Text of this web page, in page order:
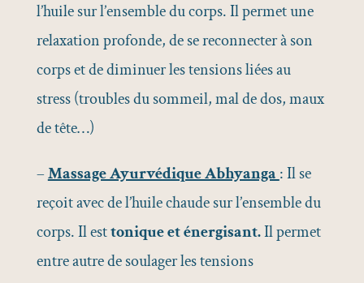
l’huile sur l’ensemble du corps. Il permet une
relaxation profonde, de se reconnecter à son
corps et de diminuer les tensions liées au
stress (troubles du sommeil, mal de dos, maux
de tête…)
–Massage Ayurvédique Abhyanga: Il se
reçoit avec de l’huile chaude sur l’ensemble du
corps. Il esttonique et énergisant.Il permet
entre autre de soulager les tensions